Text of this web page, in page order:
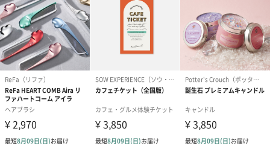
ハンドクリーム3本セッ
ト【ありがとう】
（1,100円）
シャワージェル＆ハン
ドクリーム（ピンクグ
レープフルーツ）
シャワージェ
ドクリーム（
ッシュローズ